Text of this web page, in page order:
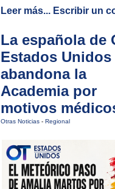
Leer más... Escribir un
La española de
Estados Unidos
abandona la
Academia por
motivos
Otras Noticias - Regional